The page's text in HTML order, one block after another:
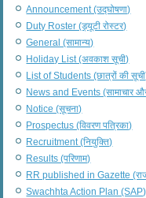
Announcement (उद्घोषणा)
Duty Roster (ड्यूटी रोस्टर)
General (सामान्य)
Holiday List (अवकाश सूची)
List of Students (छात्रों की
News and Events (सामाचार
Notice (सूचना)
Prospectus (विवरण पत्रिका)
Recruitment (नियुक्ति)
Results (परिणाम)
RR published in Gazette
Swachhta Action Plan (SAP)